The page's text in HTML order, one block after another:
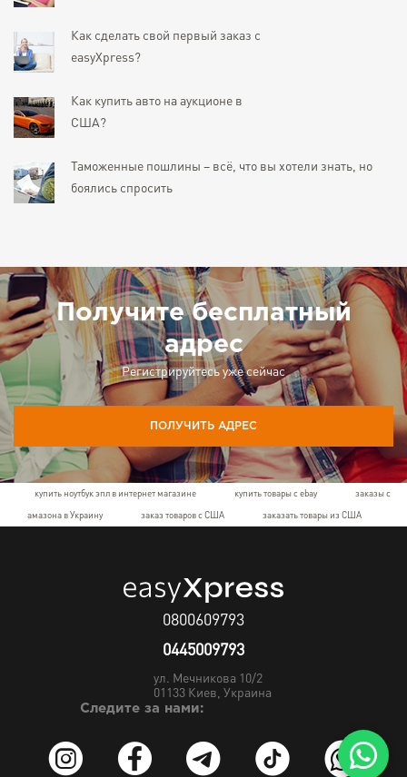
Как сделать свой первый заказ с
easyXpress?
Как купить авто на аукционе в
США?
Таможенные пошлины – всё, что вы хотели знать, но
боялись спросить
Получите бесплатный
адрес
Регистрируйтесь уже сейчас
ПОЛУЧИТЬ АДРЕС
купить ноутбук эпл в интернет магазине купить товары с ebay заказы с
амазона в Украину заказ товаров с США заказать товары из США
0800609793
0445009793
ул. Мечникова 10/2
01133 Киев, Украина
Следите за нами: